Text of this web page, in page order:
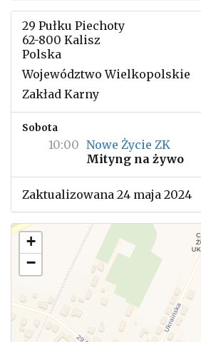
29 Pułku Piechoty
62-800 Kalisz
Polska
Województwo Wielkopolskie
Zakład Karny
Sobota
10:00 Nowe Życie ZK
Mityng na żywo
Zaktualizowana 24 maja 2024
+
−